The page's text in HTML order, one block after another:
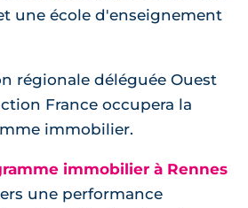
une école d'enseignement
régionale déléguée Ouest
France occupera la
immobilier.
immobilier à Rennes
une performance